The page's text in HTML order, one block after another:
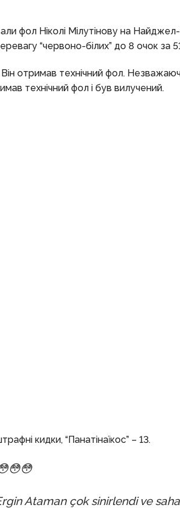
фол Ніколі Мілутінову на
“червоно-білих” до 8 очок за
отримав технічний фол.
технічний фол і був вилучений.
кидки, “Панатінаїкос” – 13.
Ataman çok sinirlendi ve